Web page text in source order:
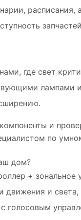
где свет
лампами
и
по
дом?
+
движения и
голосовым